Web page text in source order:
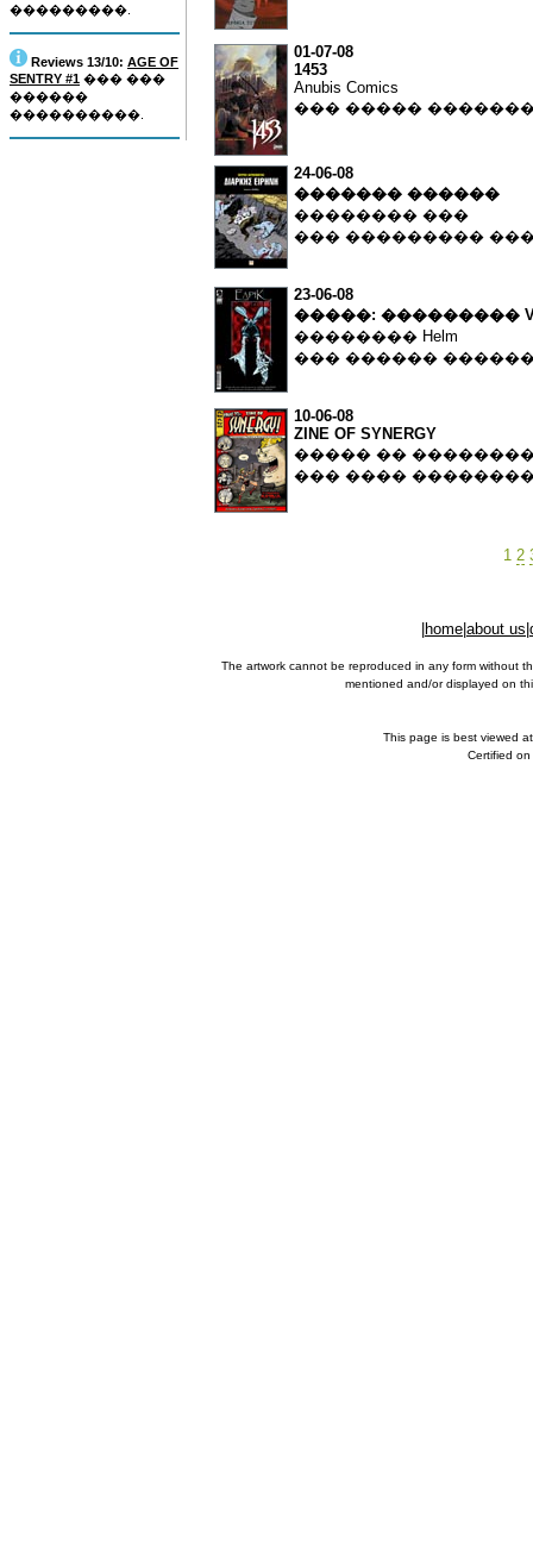
���������.
Reviews 13/10: AGE OF
SENTRY #1 ��� ���
������
����������.
01-07-08
1453
Anubis Comics
��� �����
24-06-08
������� ������
�������� ���
��� ���������
23-06-08
�����: ���������
�������� Helm
��� ������
10-06-08
ZINE OF SYNERGY
����� ��
��� ����
1 2
home about us
The artwork cannot be reproduced in any form without
mentioned and/or displayed on
This page is best viewed
Certified on